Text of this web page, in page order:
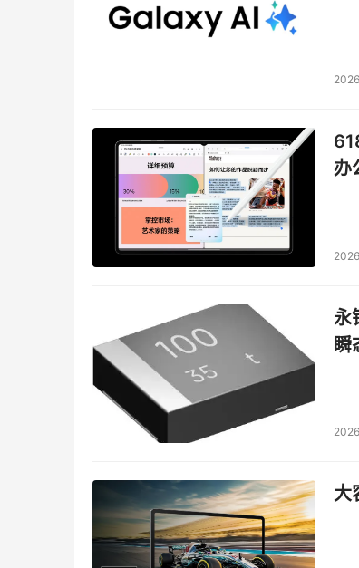
McData公司在2003年8月份宣布了两
巩固了McDATA在全球最大数据中心核
第九名：McData 收购Nishan和
Nishan系统公司主要生产低端交换机，
McDATA的发展大计，同时令它能更快
户可以在不同数据中心、横跨不同地域
来，这包括光纤通道、iFCP、以太网/IP
决方案系列。
像收购Precise一样，Veritas首先宣布
宣布于2002年12月，2003年完成收购。
供应功能。
以上就是DoSTOR评选出的2003全球
上十大收购/并购板，这些事件包括：
IBM收购Think Dynamics
办
永
瞬
大